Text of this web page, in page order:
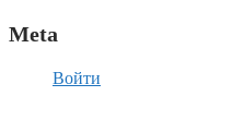
Meta
Войти